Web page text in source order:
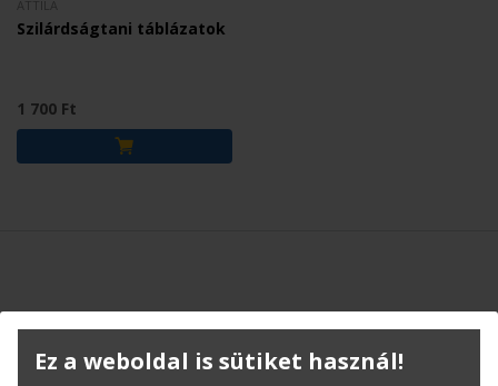
Szilárdságtani táblázatok
1 700 Ft
KAPCSOLAT ONLINE SHOP RENDEZVÉNYEK
Ez a weboldal is sütiket használ!